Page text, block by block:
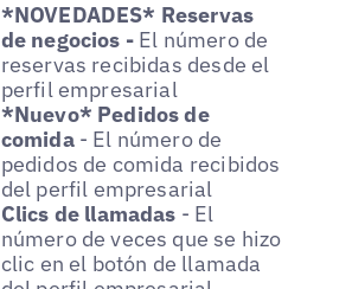
*NOVEDADES* Reservas
de negocios - El número de
reservas recibidas desde el
perfil empresarial
*Nuevo* Pedidos de
comida - El número de
pedidos de comida recibidos
del perfil empresarial
Clics de llamadas - El
número de veces que se hizo
clic en el botón de llamada